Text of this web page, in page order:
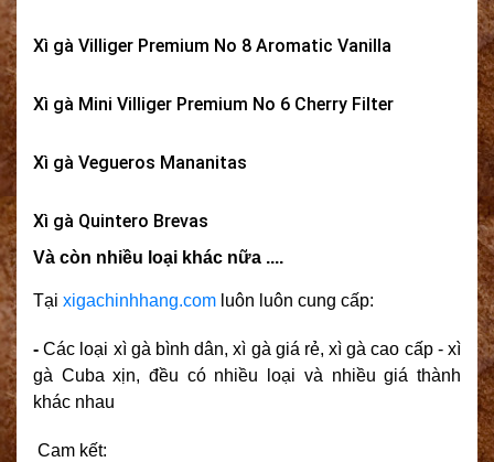
Xì gà Villiger Premium No 8 Aromatic Vanilla
Xì gà Mini Villiger Premium No 6 Cherry Filter
Xì gà Vegueros Mananitas
Xì gà Quintero Brevas
Và còn nhiều loại khác nữa ....
Tại xigachinhhang.com luôn luôn cung cấp:
-Các loại xì gà bình dân, xì gà giá rẻ, xì gà cao cấp - xì
gà Cuba xịn, đều có nhiều loại và nhiều giá thành
khác nhau
Cam kết: